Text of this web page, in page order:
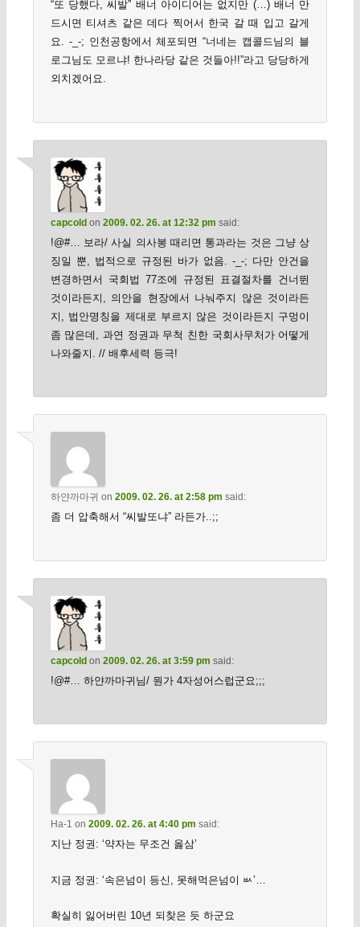
“또 당했다, 씨발” 배너 아이디어는 없지만 (…) 배너 만
드시면 티셔츠 같은 데다 찍어서 한국 갈 때 입고 갈게
요. -_-; 인천공항에서 체포되면 “너네는 캡콜드님의 블
로그님도 모르냐! 한나라당 같은 것들아!!”라고 당당하게
외치겠어요.
capcoldon 2009. 02. 26. at 12:32 pm said:
!@#… 보라/ 사실 의사봉 때리면 통과라는 것은 그냥 상
징일 뿐, 법적으로 규정된 바가 없음. -_-; 다만 안건을
변경하면서 국회법 77조에 규정된 표결절차를 건너뛴
것이라든지, 의안을 현장에서 나눠주지 않은 것이라든
지, 법안명칭을 제대로 부르지 않은 것이라든지 구멍이
좀 많은데, 과연 정권과 무척 친한 국회사무처가 어떻게
나와줄지. // 배후세력 등극!
하얀까마귀 on 2009. 02. 26. at 2:58 pm said:
좀 더 압축해서 “씨발또냐” 라든가..;;
capcoldon 2009. 02. 26. at 3:59 pm said:
!@#… 하얀까마귀님/ 뭔가 4자성어스럽군요;;;
Ha-1 on 2009. 02. 26. at 4:40 pm said:
지난 정권: ‘약자는 무조건 옳삼’
지금 정권: ‘속은넘이 등신, 못해먹은넘이 ㅄ’…
확실히 잃어버린 10년 되찾은 듯 하군요